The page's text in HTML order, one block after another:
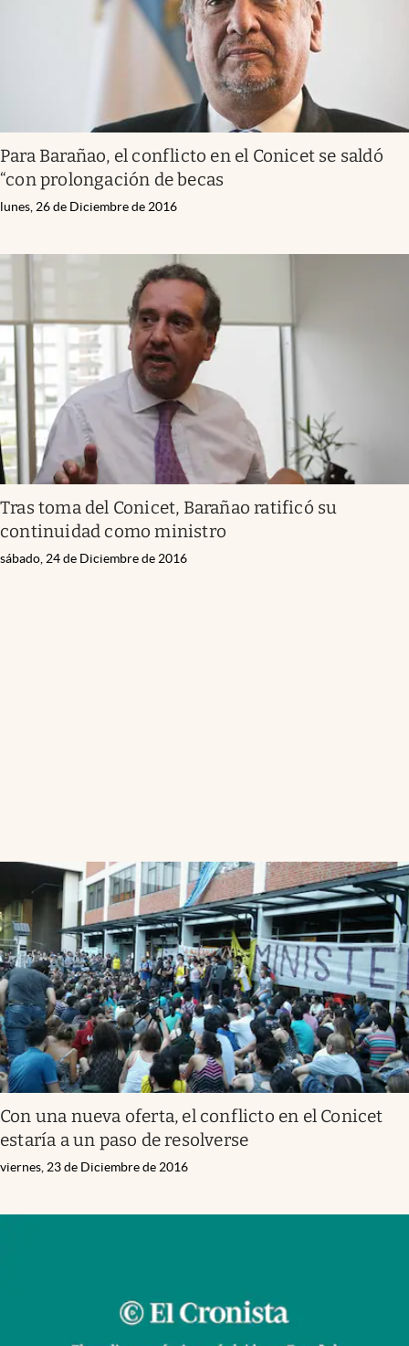
Para Barañao, el conflicto en el Conicet se saldó
“con prolongación de becas
lunes, 26 de Diciembre de 2016
Tras toma del Conicet, Barañao ratificó su
continuidad como ministro
sábado, 24 de Diciembre de 2016
Con una nueva oferta, el conflicto en el Conicet
estaría a un paso de resolverse
viernes, 23 de Diciembre de 2016